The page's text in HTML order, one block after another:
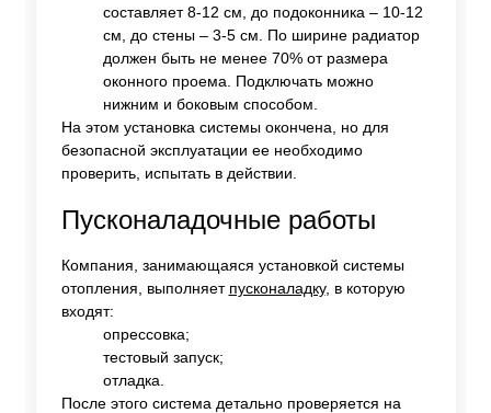
составляет 8-12 см, до подоконника – 10-12
см, до стены – 3-5 см. По ширине радиатор
должен быть не менее 70% от размера
оконного проема. Подключать можно
нижним и боковым способом.
На этом установка системы окончена, но для
безопасной эксплуатации ее необходимо
проверить, испытать в действии.
Пусконаладочные работы
Компания, занимающаяся установкой системы
отопления, выполняет пусконаладку, в которую
входят:
опрессовка;
тестовый запуск;
отладка.
После этого система детально проверяется на